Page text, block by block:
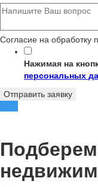
Согласие на обработку
Нажимая на
персональных
Отправить заявку